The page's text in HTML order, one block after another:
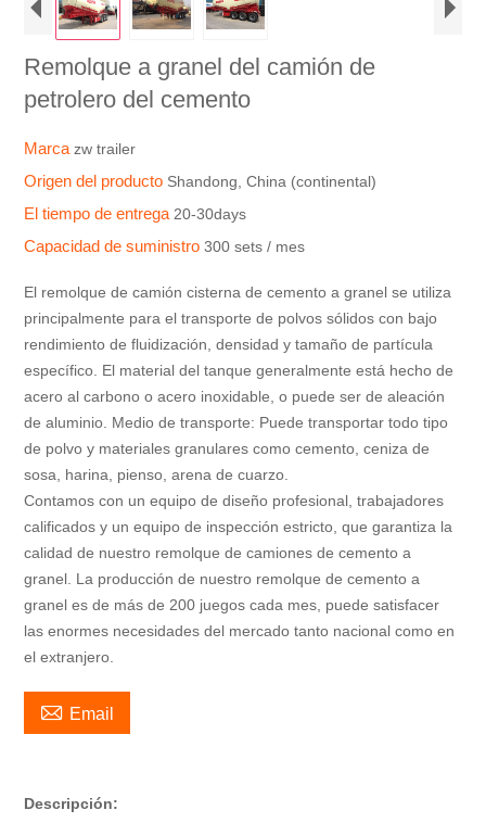
Remolque a granel del camión de
petrolero del cemento
Marcazw trailer
Origen del producto Shandong, China (continental)
El tiempo de entrega 20-30days
Capacidad de suministro300 sets / mes
El remolque de camión cisterna de cemento a granel se utiliza
principalmente para el transporte de polvos sólidos con bajo
rendimiento de fluidización, densidad y tamaño de partícula
específico. El material del tanque generalmente está hecho de
acero al carbono o acero inoxidable, o puede ser de aleación
de aluminio. Medio de transporte: Puede transportar todo tipo
de polvo y materiales granulares como cemento, ceniza de
sosa, harina, pienso, arena de cuarzo.
Contamos con un equipo de diseño profesional, trabajadores
calificados y un equipo de inspección estricto, que garantiza la
calidad de nuestro remolque de camiones de cemento a
granel. La producción de nuestro remolque de cemento a
granel es de más de 200 juegos cada mes, puede satisfacer
las enormes necesidades del mercado tanto nacional como en
el extranjero.
 Email
Descripción: